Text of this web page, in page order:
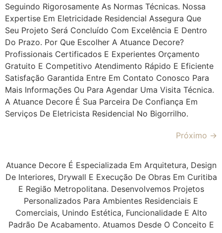
Seguindo Rigorosamente As Normas Técnicas. Nossa
Expertise Em Eletricidade Residencial Assegura Que
Seu Projeto Será Concluído Com Excelência E Dentro
Do Prazo. Por Que Escolher A Atuance Decore?
Profissionais Certificados E Experientes Orçamento
Gratuito E Competitivo Atendimento Rápido E Eficiente
Satisfação Garantida Entre Em Contato Conosco Para
Mais Informações Ou Para Agendar Uma Visita Técnica.
A Atuance Decore É Sua Parceira De Confiança Em
Serviços De Eletricista Residencial No Bigorrilho.
Próximo →
Atuance Decore É Especializada Em Arquitetura, Design
De Interiores, Drywall E Execução De Obras Em Curitiba
E Região Metropolitana. Desenvolvemos Projetos
Personalizados Para Ambientes Residenciais E
Comerciais, Unindo Estética, Funcionalidade E Alto
Padrão De Acabamento. Atuamos Desde O Conceito E